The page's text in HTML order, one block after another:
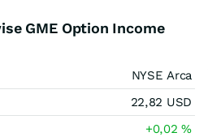
GME Option Income
NYSE Arca
22,82 USD
+0,02%